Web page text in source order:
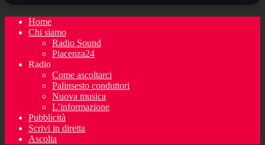
Home
Chi siamo
Radio Sound
Piacenza24
Radio
Come ascoltarci
Palinsesto conduttori
Nuova musica
L’informazione
Pubblicità
Scrivi in diretta
Ascolta